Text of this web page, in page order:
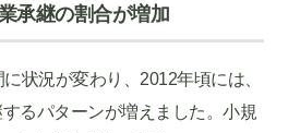
承継の割合が増加
状況が変わり、2012年頃には、
るパターンが増えました。小規